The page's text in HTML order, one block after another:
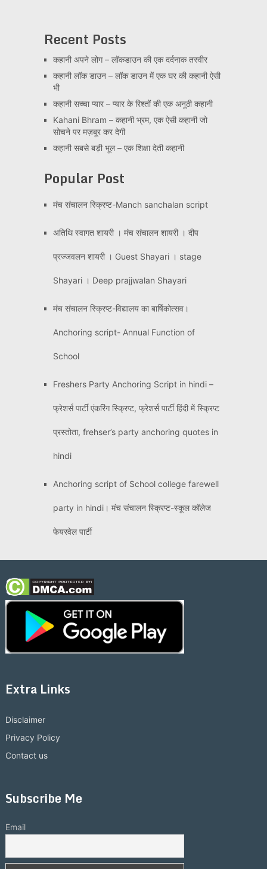
Recent Posts
कहानी अपने लोग – लॉकडाउन की एक दर्दनाक तस्वीर
कहानी लॉक डाउन – लॉक डाउन में एक घर की कहानी ऐसी
भी
कहानी सच्चा प्यार – प्यार के रिश्तों की एक अनूठी कहानी
Kahani Bhram – कहानी भ्रम, एक ऐसी कहानी जो
सोचने पर मज़बूर कर देगी
कहानी सबसे बड़ी भूल – एक शिक्षा देती कहानी
Popular Post
मंच संचालन स्क्रिप्ट-Manch sanchalan script
अतिथि स्वागत शायरी । मंच संचालन शायरी । दीप
प्रज्जवलन शायरी । Guest Shayari । stage
Shayari । Deep prajjwalan Shayari
मंच संचालन स्क्रिप्ट-विद्यालय का बार्षिकोत्सव।
Anchoring script- Annual Function of
School
Freshers Party Anchoring Script in hindi –
फ्रेशर्स पार्टी एंकरिंग स्क्रिप्ट, फ्रेशर्स पार्टी हिंदी में स्क्रिप्ट
प्रस्तोता, frehser’s party anchoring quotes in
hindi
Anchoring script of School college farewell
party in hindi। मंच संचालन स्क्रिप्ट-स्कूल कॉलेज
फेयरवेल पार्टी
Extra Links
Disclaimer
Privacy Policy
Contact us
Subscribe Me
Email